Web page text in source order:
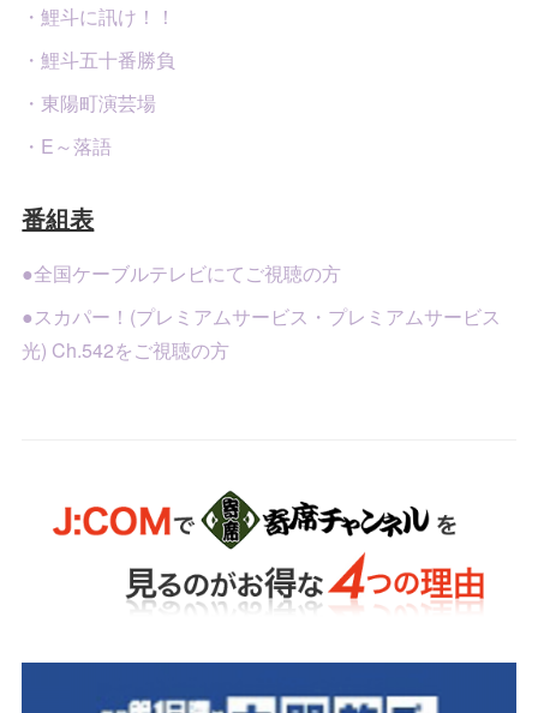
・鯉斗に訊け！！
・鯉斗五十番勝負
・東陽町演芸場
・E～落語
番組表
●全国ケーブルテレビにてご視聴の方
●スカパー！(プレミアムサービス・プレミアムサービス
光) Ch.542をご視聴の方